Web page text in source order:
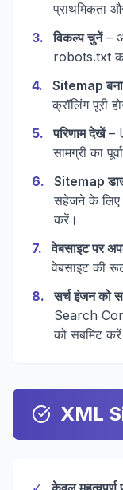
प्राथमिकता
3. विकल्प चुनें–
robots.txt
4. Sitemap
क्रॉलिंग पूरी
5. परिणाम देखें–
सामग्री का
6. Sitemap
सहेजने के लिए
करें।
7. वेबसाइट पर
वेबसाइट की
8. सर्च इंजन को
Search
को सबमिट
XML